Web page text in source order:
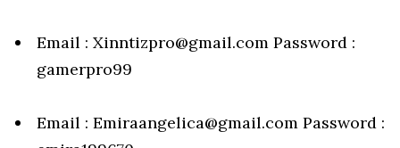
Email : Xinntizpro@gmail.com Password :
gamerpro99
Email : Emiraangelica@gmail.com Password :